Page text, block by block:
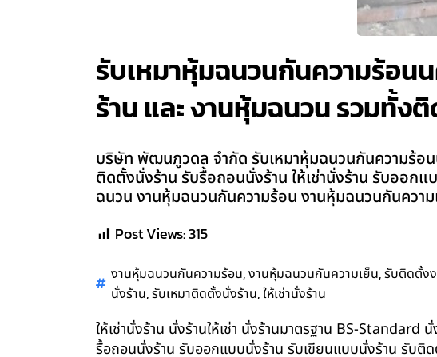
รับเหมาหุ้มฉนวนกันความร้อน
ร้าน และ งานหุ้มฉนวน รวมทั้ง
บริษัท พัฒนภูวดล จำกัด รับเหมาหุ้มฉนวนกันความร้อ
ติดตั้งนั่งร้าน รับรื้อถอนนั่งร้าน ให้เช่านั่งร้าน รับออ
ฉนวน งานหุ้มฉนวนกันความร้อน งานหุ้มฉนวนกันควา
Post Views:315
งานหุ้มฉนวนกันความร้อน,งานหุ้มฉนวนกันความเย็น,รับติดตั้ง
นั่งร้าน,รับเหมาติดตั้งนั่งร้าน,ให้เช่านั่งร้าน
ให้เช่านั่งร้าน นั่งร้านให้เช่า นั่งร้านมาตรฐาน BS-
รื้อถอนนั่งร้าน รับออกแบบนั่งร้าน รับเขียนแบบนั่งร้าน รับ